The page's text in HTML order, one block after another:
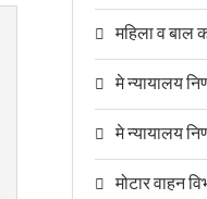
महिला व बाल
मे न्यायालय
मे न्यायालय
मोटार वाहन